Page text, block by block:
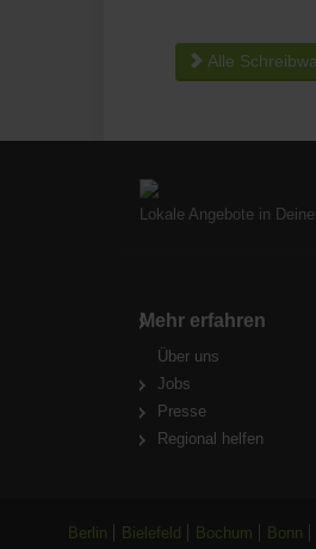
Alle
Lokale Angebote in
Mehr erfahren
Über uns
Jobs
Presse
Regional helfen
Berlin Bielefeld Bochum Bonn